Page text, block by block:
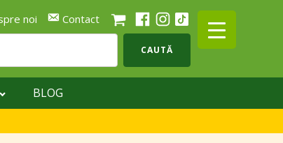
noi Contact
CAUTĂ
BLOG